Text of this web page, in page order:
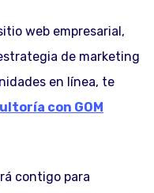
web empresarial,
de marketing
en línea, te
con GOM
contigo para